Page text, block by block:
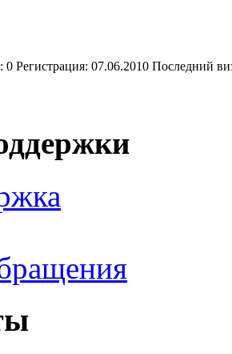
0 Регистрация: 07.06.2010 Последний